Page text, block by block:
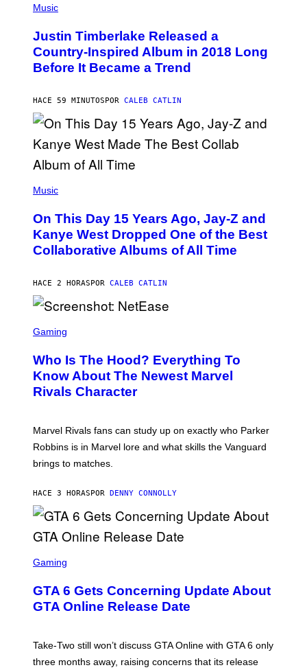
P
T
O
B
Y
R
S
O
P
H
E
P
L
K
/
B
P
H
O
B
N
K
/
N
B
N
V
E
R
A
V
A
G
T
I
M
A
S
Music
Justin Timberlake Released a
Country-Inspired Album in 2018 Long
Before It Became a Trend
HACE 59 MINUTOS POR CALEB CATLIN
P
T
O
B
Y
N
E
O
Z
A
R
K
G
E
T
Y
A
G
E
F
R
V
V
O
)
Music
On This Day 15 Years Ago, Jay-Z and
Kanye West Dropped One of the Best
Collaborative Albums of All Time
HACE 2 HORAS POR CALEB CATLIN
C
E
N
S
H
N
E
E
E
Gaming
Who Is The Hood? Everything To
Know About The Newest Marvel
Rivals Character
Marvel Rivals fans can study up on exactly who Parker
Robbins is in Marvel lore and what skills the Vanguard
brings to matches.
HACE 3 HORAS POR DENNY CONNOLLY
C
E
N
S
T
R
Gaming
GTA 6 Gets Concerning Update About
GTA Online Release Date
Take-Two still won’t discuss GTA Online with GTA 6 only
three months away, raising concerns that its release